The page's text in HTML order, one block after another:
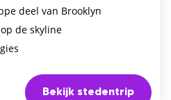
deel van Brooklyn
de skyline
Bekijk stedentrip